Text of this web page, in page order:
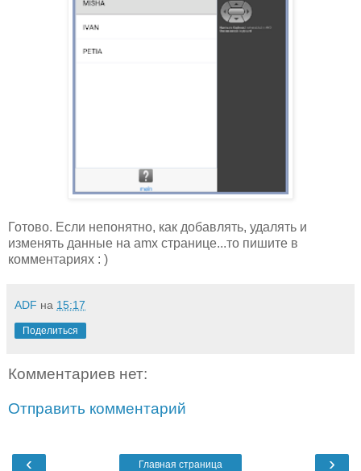
Готово. Если непонятно, как добавлять, удалять и
изменять данные на amx странице...то пишите в
комментариях : )
ADF на 15:17
Поделиться
Комментариев нет:
Отправить комментарий
‹ ›
Главная страница